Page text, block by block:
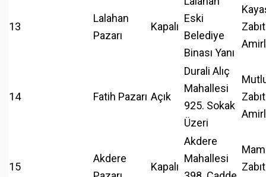
13
Lalahan
Pazarı
Kapalı
Eski
Belediye
Binası Yanı
14 Fatih Pazarı Açık
Durali Alıç
Mahallesi
925. Sokak
Üzeri
15
Akdere
Kapalı
Akdere
Mahallesi